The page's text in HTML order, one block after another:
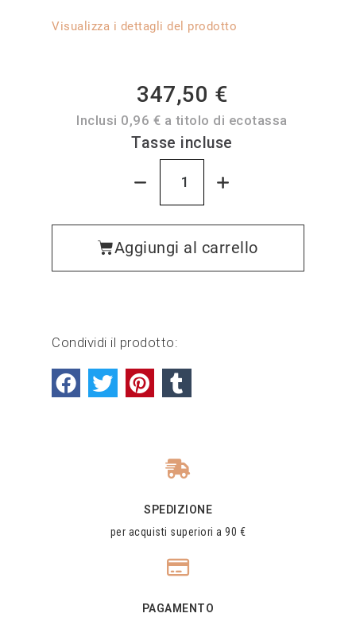
Visualizza i dettagli del prodotto
347,50 €
Inclusi 0,96 € a titolo di ecotassa
Tasse incluse
Aggiungi al carrello
Condividi il prodotto:
SPEDIZIONE
per acquisti superiori a 90 €
PAGAMENTO